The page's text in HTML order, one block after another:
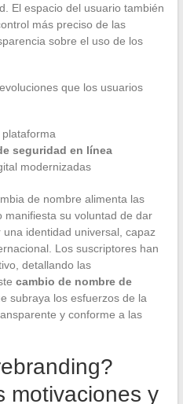
El espacio del usuario también
más preciso de las
sobre el uso de los
que los usuarios
seguridad en línea
modernizadas
de nombre alimenta las
manifiesta su voluntad de dar
identidad universal, capaz
Los suscriptores han
detallando las
cambio de nombre de
subraya los esfuerzos de la
y conforme a las
motivaciones y